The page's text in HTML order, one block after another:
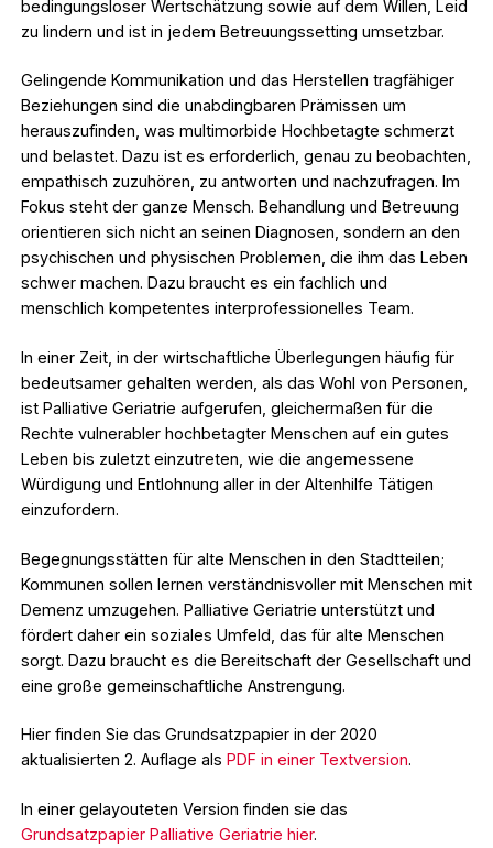
bedingungsloser Wertschätzung sowie auf dem Willen, Leid
zu lindern und ist in jedem Betreuungssetting umsetzbar.
Gelingende Kommunikation und das Herstellen tragfähiger
Beziehungen sind die unabdingbaren Prämissen um
herauszufinden, was multimorbide Hochbetagte schmerzt
und belastet. Dazu ist es erforderlich, genau zu beobachten,
empathisch zuzuhören, zu antworten und nachzufragen. Im
Fokus steht der ganze Mensch. Behandlung und Betreuung
orientieren sich nicht an seinen Diagnosen, sondern an den
psychischen und physischen Problemen, die ihm das Leben
schwer machen. Dazu braucht es ein fachlich und
menschlich kompetentes interprofessionelles Team.
In einer Zeit, in der wirtschaftliche Überlegungen häufig für
bedeutsamer gehalten werden, als das Wohl von Personen,
ist Palliative Geriatrie aufgerufen, gleichermaßen für die
Rechte vulnerabler hochbetagter Menschen auf ein gutes
Leben bis zuletzt einzutreten, wie die angemessene
Würdigung und Entlohnung aller in der Altenhilfe Tätigen
einzufordern.
Begegnungsstätten für alte Menschen in den Stadtteilen;
Kommunen sollen lernen verständnisvoller mit Menschen mit
Demenz umzugehen. Palliative Geriatrie unterstützt und
fördert daher ein soziales Umfeld, das für alte Menschen
sorgt. Dazu braucht es die Bereitschaft der Gesellschaft und
eine große gemeinschaftliche Anstrengung.
Hier finden Sie das Grundsatzpapier in der 2020
aktualisierten 2. Auflage als PDF in einer Textversion.
In einer gelayouteten Version finden sie das
Grundsatzpapier Palliative Geriatrie hier.